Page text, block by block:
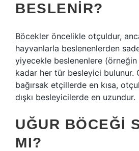
BESLENIR?
Böcekler öncelikle otçuldur,
hayvanlarla beslenenlerden
yiyecekle beslenenlere
kadar her tür besleyici bulunur.
bağırsak etçillerde en kısa,
dışkı besleyicilerde en uzundur.
UĞUR BÖCEĞI
MI?